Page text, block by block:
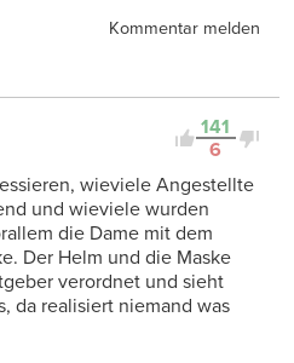
Kommentar melden
141
6
wieviele Angestellte
und wieviele wurden
die Dame mit dem
Der Helm und die Maske
verordnet und sieht
da realisiert niemand was